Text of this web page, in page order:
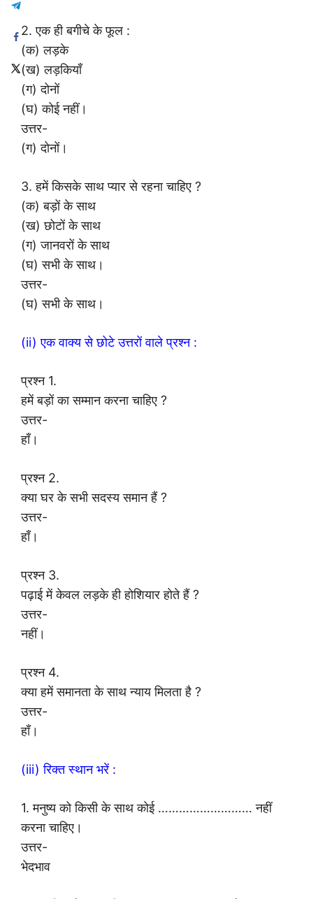
2. एक ही बगीचे के फूल :
(क) लड़के
(ख) लड़कियाँ
(ग) दोनों
(घ) कोई नहीं।
उत्तर-
(ग) दोनों।
3. हमें किसके साथ प्यार से रहना चाहिए ?
(क) बड़ों के साथ
(ख) छोटों के साथ
(ग) जानवरों के साथ
(घ) सभी के साथ।
उत्तर-
(घ) सभी के साथ।
(ii) एक वाक्य से छोटे उत्तरों वाले प्रश्न :
प्रश्न 1.
हमें बड़ों का सम्मान करना चाहिए ?
उत्तर-
हाँ।
प्रश्न 2.
क्या घर के सभी सदस्य समान हैं ?
उत्तर-
हाँ।
प्रश्न 3.
पढ़ाई में केवल लड़के ही होशियार होते हैं ?
उत्तर-
नहीं।
प्रश्न 4.
क्या हमें समानता के साथ न्याय मिलता है ?
उत्तर-
हाँ।
(iii) रिक्त स्थान भरें :
1. मनुष्य को किसी के साथ कोई ……………………… नहीं
करना चाहिए।
उत्तर-
भेदभाव